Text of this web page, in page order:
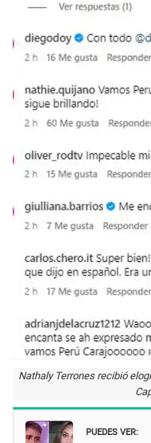
Nathaly Terrones recibió
PUEDES VER: